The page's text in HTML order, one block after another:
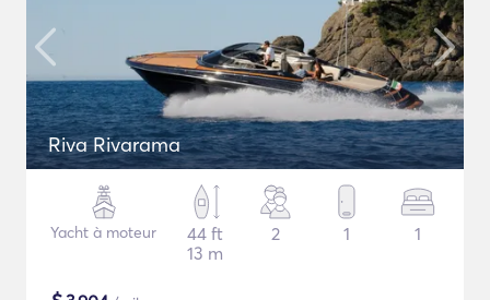
Riva Rivarama
Yacht à moteur
44 ft
13 m
2 1 1